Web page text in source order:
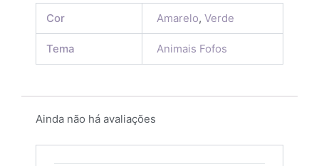
Cor Amarelo,Verde
Tema Animais Fofos
Ainda não há avaliações